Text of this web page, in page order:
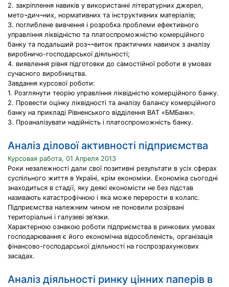
2. закріплення навиків у використанні літературних джерел,
мето¬дич¬них, нормативних та інструктивних матеріалів;
3. поглиблене вивчення і розробка проблеми ефективного
управління ліквідністю та платоспроможністю комерційного
банку та подальший роз¬¬виток практичних навичок з аналізу
виробничо-господарської діяльності;
4. виявлення рівня підготовки до самостійної роботи в умовах
сучасного виробництва.
Завдання курсової роботи:
1. Розглянути теорію управління ліквідністю комерційного банку.
2. Провести оцінку ліквідності та аналізу балансу комерційного
банку на прикладі Рівненського відділення ВАТ «БМБанк».
3. Проаналізувати надійність і платоспроможність банку.
Аналіз ділової активності підприємства
Курсовая работа, 01 Апреля 2013
Роки незалежності дали свої позитивні результати в усіх сферах
суспільного життя в Україні, крім економіки. Економіка сьогодні
знаходиться в стадії, яку деякі економісти не без підстав
називають катастрофічною і яка може перерости в колапс.
Підприємства належним чином не поновили розірвані
територіальні і галузеві зв’язки.
Характерною ознакою роботи підприємства в ринкових умовах
господарювання є його економічна відособленість, організація
фінансово-господарської діяльності на госпрозрахункових
засадах.
Аналіз діяльності ринку цінних паперів в